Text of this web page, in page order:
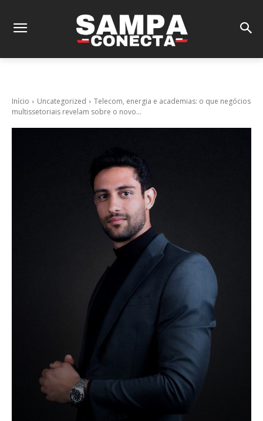
Início Uncategorized
Telecom, energia e academias: o que negócios
multissetoriais revelam sobre o novo...